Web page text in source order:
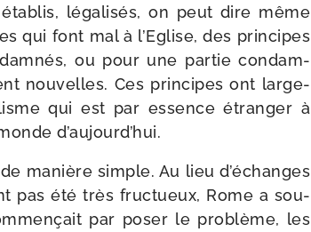
léga­li­sés, on peut dire même
qui font mal à l’Eglise, des prin­cipes
ou pour une par­tie condam­
nou­velles. Ces prin­cipes ont lar­ge­
qui est par essence étran­ger à
d’aujourd’hui.
manière simple. Au lieu d’é­changes
pas été très fruc­tueux, Rome a sou­
par poser le pro­blème, les